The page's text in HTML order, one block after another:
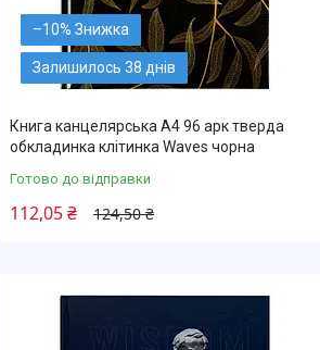
–10%
Залишилось 38 днів
Книга канцелярська А4 96 арк тверда
обкладинка клітинка Waves чорна
Готово до відправки
124,50 ₴
112,05 ₴